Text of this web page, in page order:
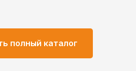
полный каталог